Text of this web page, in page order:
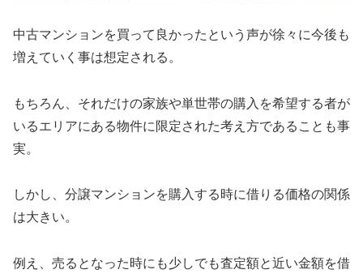
中古マンションを買って良かったという声が徐々に今後も
増えていく事は想定される。
もちろん、それだけの家族や単世帯の購入を希望する者が
いるエリアにある物件に限定された考え方であることも事
実。
しかし、分譲マンションを購入する時に借りる価格の関係
は大きい。
例え、売るとなった時にも少しでも査定額と近い金額を借